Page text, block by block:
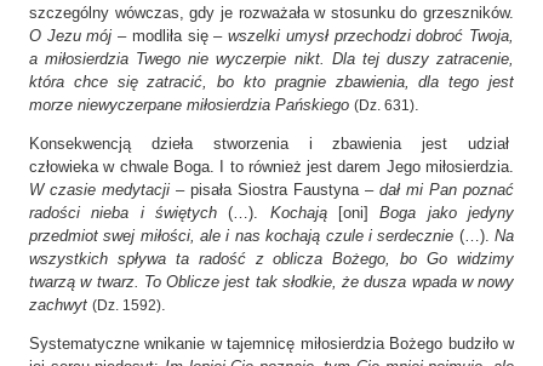
szczególny wówczas, gdy je rozważała w stosunku do grzeszników.
O Jezu mój – modliła się –wszelki umysł przechodzi dobroć Twoja,
a miłosierdzia Twego nie wyczerpie nikt. Dla tej duszy zatracenie,
która chce się zatracić, bo kto pragnie zbawienia, dla tego jest
morze niewyczerpane miłosierdzia Pańskiego (Dz. 631)
Konsekwencją dzieła stworzenia i zbawienia jest udział
człowieka w chwale Boga. I to również jest darem Jego miłosierdzia.
W czasie medytacji – pisała Siostra Faustyna – dał mi Pan poznać
radości nieba i świętych (…). Kochają[oni]Boga jako jedyny
przedmiot swej miłości, ale i nas kochają czule i serdecznie (…).Na
wszystkich spływa ta radość z oblicza Bożego, bo Go widzimy
twarzą w twarz. To Oblicze jest tak słodkie, że dusza wpada w nowy
zachwyt (Dz. 1592)
Systematyczne wnikanie w tajemnicę miłosierdzia Bożego budziło w